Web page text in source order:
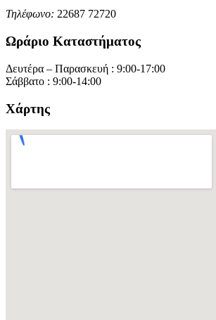
Τηλέφωνο: 22687 72720
Ωράριο Καταστήματος
Δευτέρα – Παρασκευή : 9:00-17:00
Σάββατο : 9:00-14:00
Χάρτης